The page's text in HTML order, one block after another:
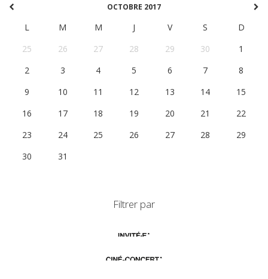
OCTOBRE 2017
L M M J V S
D
25
26 27 28 29 30
1
2
3 4 5 6 7
8
9
10 11 12 13 14
15
16
17 18 19 20 21
22
23
24 25 26 27 28
29
30
31
Filtrer par